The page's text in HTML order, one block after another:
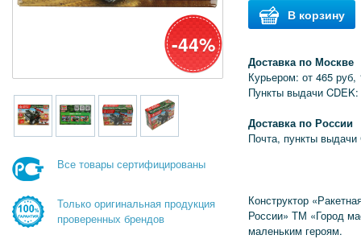
-44%
Все товары сертифицированы
Только оригинальная продукция
проверенных брендов
В корзину
Доставка по Москве
Курьером: от 465 руб,
Пункты выдачи
Доставка по России
Почта, пункты выдачи
Конструктор
России» ТМ «Город
маленьким героям.